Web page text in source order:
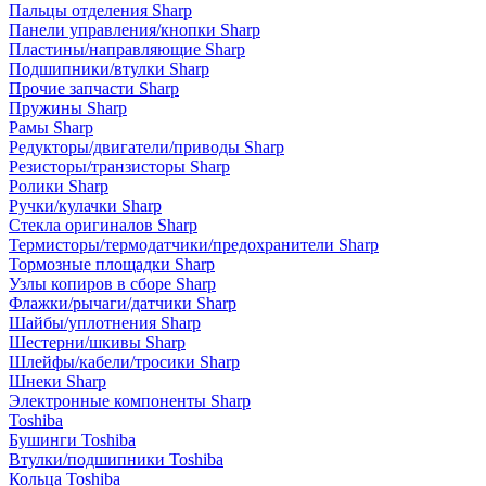
Пальцы отделения Sharp
Панели управления/кнопки Sharp
Пластины/направляющие Sharp
Подшипники/втулки Sharp
Прочие запчасти Sharp
Пружины Sharp
Рамы Sharp
Редукторы/двигатели/приводы Sharp
Резисторы/транзисторы Sharp
Ролики Sharp
Ручки/кулачки Sharp
Стекла оригиналов Sharp
Термисторы/термодатчики/предохранители Sharp
Тормозные площадки Sharp
Узлы копиров в сборе Sharp
Флажки/рычаги/датчики Sharp
Шайбы/уплотнения Sharp
Шестерни/шкивы Sharp
Шлейфы/кабели/тросики Sharp
Шнеки Sharp
Электронные компоненты Sharp
Toshiba
Бушинги Toshiba
Втулки/подшипники Toshiba
Кольца Toshiba